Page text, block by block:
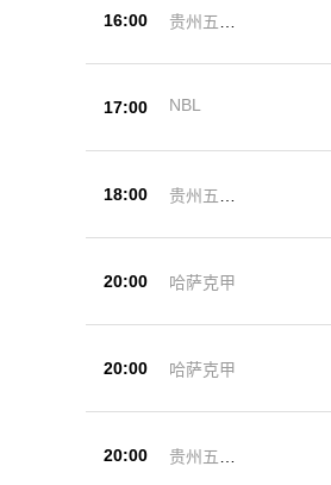
16:00
贵州五峰
17:00 NBL
18:00
贵州五峰
20:00 哈萨克甲
20:00 哈萨克甲
20:00
贵州五峰